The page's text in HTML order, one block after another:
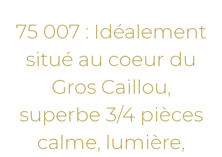
75 007 : Idéalement
situé au coeur du
Gros Caillou,
superbe 3/4 pièces
calme, lumière,